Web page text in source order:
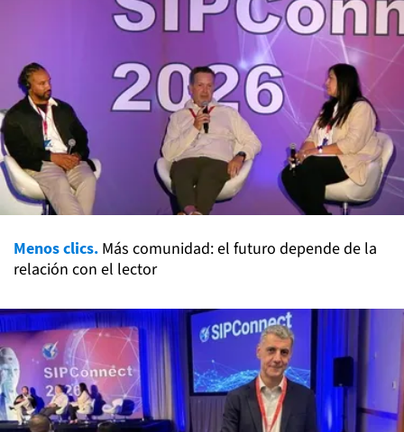
Menos clics. Más comunidad: el futuro depende de la
relación con el lector